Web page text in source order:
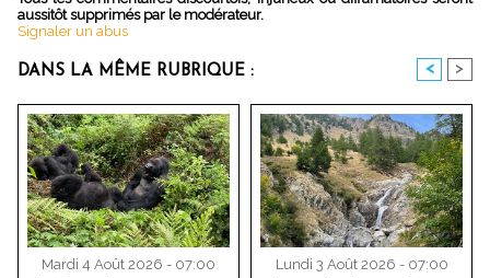
aussitôt supprimés par le modérateur.
Signaler un abus
DANS LA MÊME RUBRIQUE : < >
Mardi 4 Août 2026 - 07:00
Lundi 3 Août 2026 - 07:00